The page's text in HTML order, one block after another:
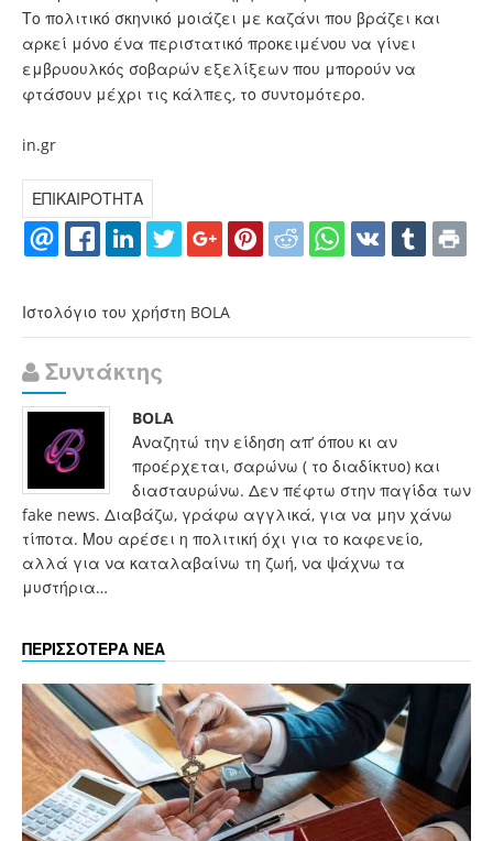
Το πολιτικό σκηνικό μοιάζει με καζάνι που βράζει και
αρκεί μόνο ένα περιστατικό προκειμένου να γίνει
εμβρυουλκός σοβαρών εξελίξεων που μπορούν να
φτάσουν μέχρι τις κάλπες, το συντομότερο.
in.gr
ΕΠΙΚΑΙΡΟΤΗΤΑ
Ιστολόγιο του χρήστη BOLA
Συντάκτης
BOLA
Αναζητώ την είδηση απ’ όπου κι αν
προέρχεται, σαρώνω ( το διαδίκτυο) και
διασταυρώνω. Δεν πέφτω στην παγίδα των
fake news. Διαβάζω, γράφω αγγλικά, για να μην χάνω
τίποτα. Μου αρέσει η πολιτική όχι για το καφενείο,
αλλά για να καταλαβαίνω τη ζωή, να ψάχνω τα
μυστήρια…
ΠΕΡΙΣΣΟΤΕΡΑ ΝΕΑ